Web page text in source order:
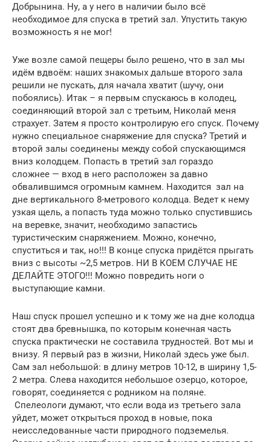
Добрынина. Ну, а у него в наличии было всё
необходимое для спуска в третий зал. Упустить такую
возможность я не мог!
Уже возле самой пещеры было решено, что в зал мы
идём вдвоём: наших знакомых дальше второго зала
решили не пускать, для начала хватит (шучу, они
побоялись). Итак – я первым спускаюсь в колодец,
соединяющий второй зал с третьим, Николай меня
страхует. Затем я просто контролирую его спуск. Почему
нужно специальное снаряжение для спуска? Третий и
второй залы соединены между собой спускающимся
вниз колодцем. Попасть в третий зал гораздо
сложнее — вход в него расположен за давно
обвалившимся огромным камнем. Находится зал на
дне вертикального 8-метрового колодца. Ведет к нему
узкая щель, а попасть туда можно только спустившись
на веревке, значит, необходимо запастись
туристическим снаряжением. Можно, конечно,
спуститься и так, но!!! В конце спуска придётся прыгать
вниз с высоты ~2,5 метров. НИ В КОЕМ СЛУЧАЕ НЕ
ДЕЛАЙТЕ ЭТОГО!!! Можно повредить ноги о
выступающие камни.
Наш спуск прошел успешно и к тому же на дне колодца
стоят два бревнышка, по которым конечная часть
спуска практически не составила трудностей. Вот мы и
внизу. Я первый раз в жизни, Николай здесь уже был.
Сам зал небольшой: в длину метров 10-12, в ширину 1,5-
2 метра. Слева находится небольшое озерцо, которое,
говорят, соединяется с родником на поляне.
Спелеологи думают, что если вода из третьего зала
уйдет, может открыться проход в новые, пока
неисследованные части природного подземелья.